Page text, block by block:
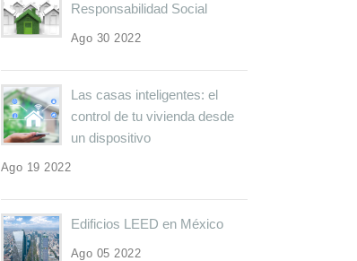
Responsabilidad Social
Ago 30 2022
Las casas inteligentes: el
control de tu vivienda desde
un dispositivo
Ago 19 2022
Edificios LEED en México
Ago 05 2022